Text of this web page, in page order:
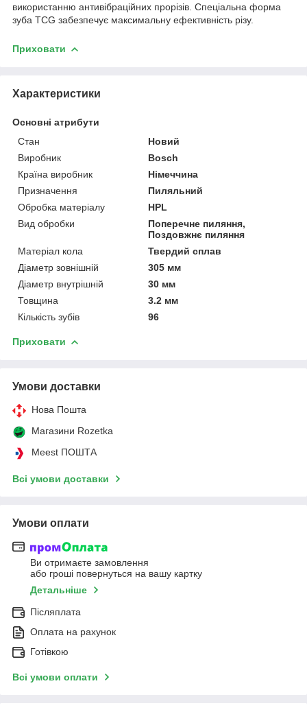
використанню антивібраційних прорізів. Спеціальна форма
зуба TCG забезпечує максимальну ефективність різу.
Приховати
Характеристики
Основні атрибути
Стан
Новий
Виробник
Bosch
Країна виробник
Німеччина
Призначення
Пиляльний
Обробка матеріалу
HPL
Вид обробки
Поперечне пиляння,
Поздовжнє пиляння
Матеріал кола
Твердий сплав
Діаметр зовнішній
305 мм
Діаметр внутрішній
30 мм
Товщина
3.2 мм
Кількість зубів
96
Приховати
Умови доставки
Нова Пошта
Магазини Rozetka
Meest ПОШТА
Всі умови доставки
Умови оплати
Ви отримаєте замовлення
або гроші повернуться на вашу картку
Детальніше
Післяплата
Оплата на рахунок
Готівкою
Всі умови оплати